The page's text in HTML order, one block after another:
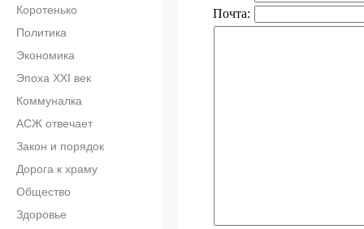
Коротенько
Политика
Экономика
Эпоха XXI век
Коммуналка
АСЖ отвечает
Закон и порядок
Дорога к храму
Общество
Здоровье
Почта: